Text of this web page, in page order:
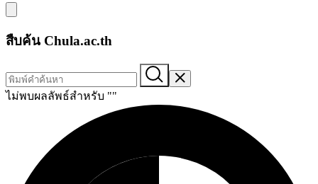
สืบค้น Chula.ac.th
ไม่พบผลลัพธ์สำหรับ ""